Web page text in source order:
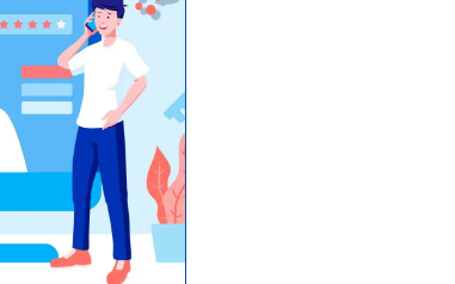
répond
une
majeur.
rapide
les